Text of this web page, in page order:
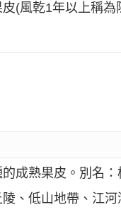
(風乾1年以上稱
成熟果皮。別名
、低山地帶、江